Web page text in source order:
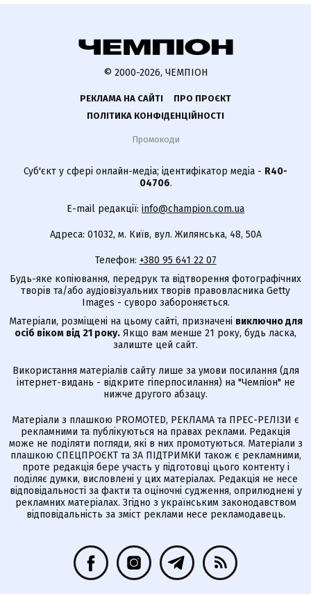
© 2000-2026, ЧЕМПІОН
РЕКЛАМА НА САЙТІ
ПРО ПРОЄКТ
ПОЛІТИКА КОНФІДЕНЦІЙНОСТІ
Промокоди
Суб'єкт у сфері онлайн-медіа; ідентифікатор медіа - R40-
04706.
E-mail редакції: info@champion.com.ua
Адреса: 01032, м. Київ, вул. Жилянська, 48, 50А
Телефон: +380 95 641 22 07
Будь-яке копіювання, передрук та відтворення фотографічних
творів та/або аудіовізуальних творів правовласника Getty
Images - суворо забороняється.
Матеріали, розміщені на цьому сайті, призначені виключно для
осіб віком від 21 року. Якщо вам менше 21 року, будь ласка,
залиште цей сайт.
Використання матеріалів сайту лише за умови посилання (для
інтернет-видань - відкрите гіперпосилання) на "Чемпіон" не
нижче другого абзацу.
Матеріали з плашкою PROMOTED, РЕКЛАМА та ПРЕС-РЕЛІЗИ є
рекламними та публікуються на правах реклами. Редакція
може не поділяти погляди, які в них промотуються. Матеріали з
плашкою СПЕЦПРОЄКТ та ЗА ПІДТРИМКИ також є рекламними,
проте редакція бере участь у підготовці цього контенту і
поділяє думки, висловлені у цих матеріалах. Редакція не несе
відповідальності за факти та оціночні судження, оприлюднені у
рекламних матеріалах. Згідно з українським законодавством
відповідальність за зміст реклами несе рекламодавець.